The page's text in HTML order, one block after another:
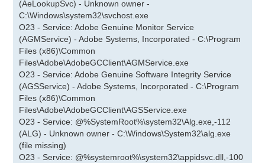
(AeLookupSvc) - Unknown owner -
C:\Windows\system32\svchost.exe
O23 - Service: Adobe Genuine Monitor Service
(AGMService) - Adobe Systems, Incorporated - C:\Program
Files (x86)\Common
Files\Adobe\AdobeGCClient\AGMService.exe
O23 - Service: Adobe Genuine Software Integrity Service
(AGSService) - Adobe Systems, Incorporated - C:\Program
Files (x86)\Common
Files\Adobe\AdobeGCClient\AGSService.exe
O23 - Service: @%SystemRoot%\system32\Alg.exe,-112
(ALG) - Unknown owner - C:\Windows\System32\alg.exe
(file missing)
O23 - Service: @%systemroot%\system32\appidsvc.dll,-100